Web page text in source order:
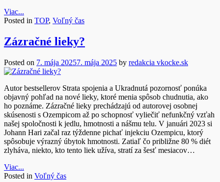
Viac...
Posted in TOP, Voľný čas
Zázračné lieky?
Posted on 7. mája 20257. mája 2025 by redakcia vkocke.sk
Autor bestsellerov Strata spojenia a Ukradnutá pozornosť ponúka
objavný pohľad na nové lieky, ktoré menia spôsob chudnutia, ako
ho poznáme. Zázračné lieky prechádzajú od autorovej osobnej
skúsenosti s Ozempicom až po schopnosť vyliečiť nefunkčný vzťah
našej spoločnosti k jedlu, hmotnosti a nášmu telu. V januári 2023 si
Johann Hari začal raz týždenne pichať injekciu Ozempicu, ktorý
spôsobuje výrazný úbytok hmotnosti. Zatiaľ čo približne 80 % diét
zlyháva, niekto, kto tento liek užíva, stratí za šesť mesiacov…
Viac...
Posted in Voľný čas